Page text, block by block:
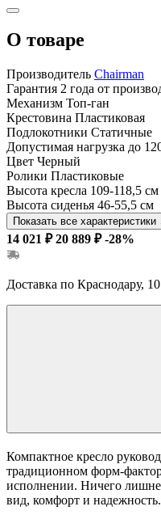
О товаре
Производитель Chairman
Гарантия 2 года от
Механизм Топ-ган
Крестовина Пластиковая
Подлокотники Статичные
Допустимая нагрузка до
Цвет Черный
Ролики Пластиковые
Высота кресла 109-118,5 см
Высота сиденья 46-55,5 см
Показать все характеристики
14 021 ₽ 20 889 ₽ -28%
Доставка по Краснодару, 10
Компактное кресло
традиционном форм-
исполнении. Ничего
вид, комфорт и надежность.